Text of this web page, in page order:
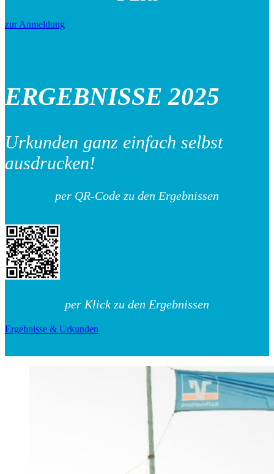
zur Anmeldung
ERGEBNISSE 2025
Urkunden ganz einfach selbst
ausdrucken!
per QR-Code zu den Ergebnissen
per Klick zu den Ergebnissen
Ergebnisse & Urkunden